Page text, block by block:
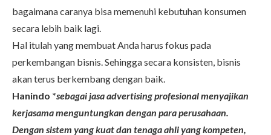
bagaimana caranya bisa memenuhi kebutuhan konsumen
secara lebih baik lagi.
Hal itulah yang membuat Anda harus fokus pada
perkembangan bisnis. Sehingga secara konsisten, bisnis
akan terus berkembang dengan baik.
Hanindo *sebagai jasaadvertisingprofesional menyajikan
kerjasama menguntungkan dengan para perusahaan.
Dengan sistem yang kuat dan tenaga ahli yang kompeten,